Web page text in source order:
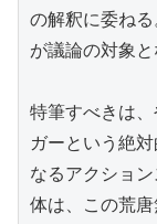
の解釈に委ね
が議論の対象と
特筆すべきは
ガーという絶
なるアクショ
体は、この荒